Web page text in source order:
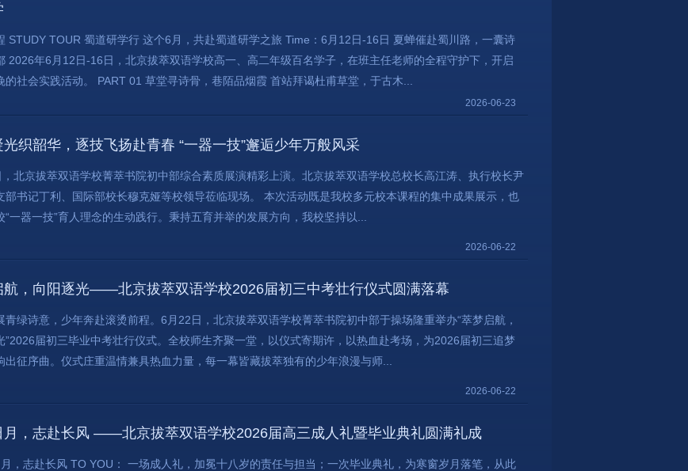
STUDY TOUR 蜀道研学行 这个6月，共赴蜀道研学之旅 Time：6月12日-16日 夏蝉催赴蜀川路，一囊诗
2026年6月12日-16日，北京拔萃双语学校高一、高二年级百名学子，在班主任老师的全程守护下，开启
的社会实践活动。 PART 01 草堂寻诗骨，巷陌品烟霞 首站拜谒杜甫草堂，于古木...
2026-06-23
光织韶华，逐技飞扬赴青春 “一器一技”邂逅少年万般风采
北京拔萃双语学校菁萃书院初中部综合素质展演精彩上演。北京拔萃双语学校总校长高江涛、执行校长尹
部书记丁利、国际部校长穆克娅等校领导莅临现场。 本次活动既是我校多元校本课程的集中成果展示，也
“一器一技”育人理念的生动践行。秉持五育并举的发展方向，我校坚持以...
2026-06-22
航，向阳逐光——北京拔萃双语学校2026届初三中考壮行仪式圆满落幕
青绿诗意，少年奔赴滚烫前程。6月22日，北京拔萃双语学校菁萃书院初中部于操场隆重举办“萃梦启航，
”2026届初三毕业中考壮行仪式。全校师生齐聚一堂，以仪式寄期许，以热血赴考场，为2026届初三追梦
出征序曲。仪式庄重温情兼具热血力量，每一幕皆藏拔萃独有的少年浪漫与师...
2026-06-22
月，志赴长风 ——北京拔萃双语学校2026届高三成人礼暨毕业典礼圆满礼成
，志赴长风 TO YOU： 一场成人礼，加冕十八岁的责任与担当；一次毕业典礼，为寒窗岁月落笔，从此